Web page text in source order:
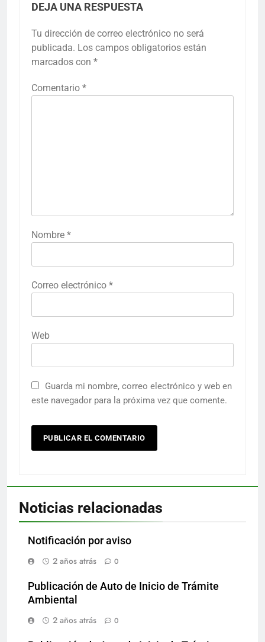
DEJA UNA RESPUESTA
Tu dirección de correo electrónico no será
publicada. Los campos obligatorios están
marcados con *
Comentario *
Nombre *
Correo electrónico *
Web
Guarda mi nombre, correo electrónico y web en
este navegador para la próxima vez que comente.
Noticias relacionadas
Notificación por aviso
2 años atrás
0
Publicación de Auto de Inicio de Trámite
Ambiental
2 años atrás
0